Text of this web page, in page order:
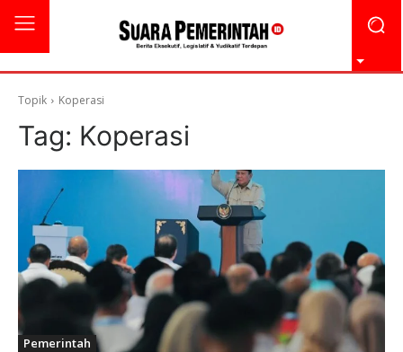
Topik Koperasi
Tag: Koperasi
Pemerintah